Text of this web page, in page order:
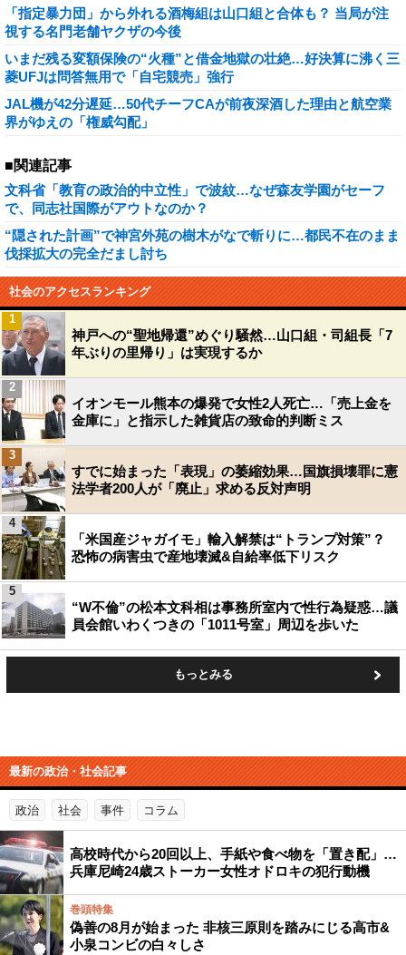
「指定暴力団」から外れる酒梅組は山口組と合体も？ 当局が注
視する名門老舗ヤクザの今後
いまだ残る変額保険の“火種”と借金地獄の壮絶…好決算に沸く三
菱UFJは問答無用で「自宅競売」強行
JAL機が42分遅延…50代チーフCAが前夜深酒した理由と航空業
界がゆえの「権威勾配」
■関連記事
文科省「教育の政治的中立性」で波紋…なぜ森友学園がセーフ
で、同志社国際がアウトなのか？
“隠された計画”で神宮外苑の樹木がなで斬りに…都民不在のまま
伐採拡大の完全だまし討ち
社会のアクセスランキング
神戸への“聖地帰還”めぐり騒然…山口組・司組長「7
年ぶりの里帰り」は実現するか
1
イオンモール熊本の爆発で女性2人死亡…「売上金を
金庫に」と指示した雑貨店の致命的判断ミス
2
すでに始まった「表現」の萎縮効果…国旗損壊罪に憲
法学者200人が「廃止」求める反対声明
3
「米国産ジャガイモ」輸入解禁は“トランプ対策”？
恐怖の病害虫で産地壊滅&自給率低下リスク
4
“W不倫”の松本文科相は事務所室内で性行為疑惑…議
員会館いわくつきの「1011号室」周辺を歩いた
5
もっとみる
最新の政治・社会記事
政治 社会 事件 コラム
高校時代から20回以上、手紙や食べ物を「置き配」…
兵庫尼崎24歳ストーカー女性オドロキの犯行動機
巻頭特集
偽善の8月が始まった 非核三原則を踏みにじる高市&
小泉コンビの白々しさ